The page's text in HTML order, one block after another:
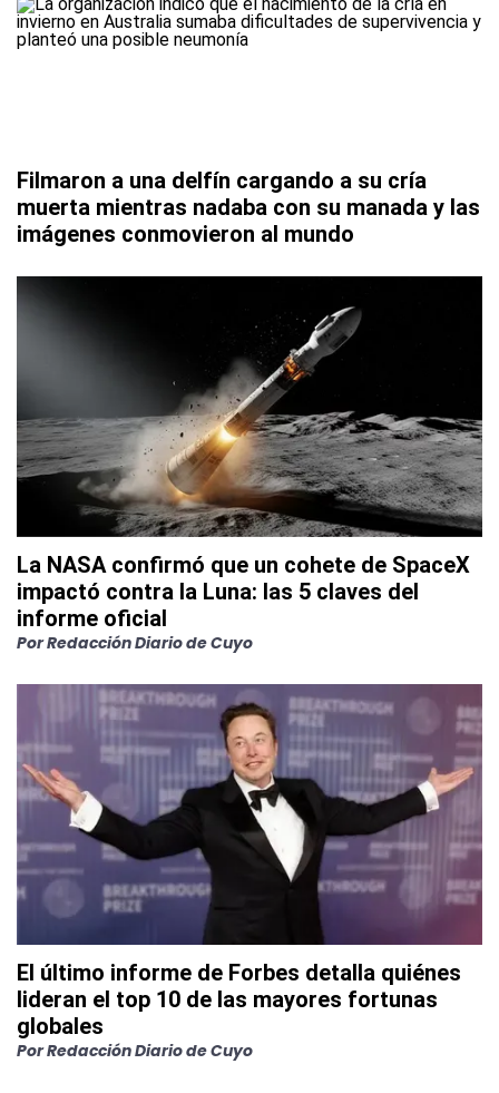
Filmaron a una delfín cargando a su cría
muerta mientras nadaba con su manada y las
imágenes conmovieron al mundo
La NASA confirmó que un cohete de SpaceX
impactó contra la Luna: las 5 claves del
informe oficial
PorRedacción Diario de Cuyo
El último informe de Forbes detalla quiénes
lideran el top 10 de las mayores fortunas
globales
PorRedacción Diario de Cuyo